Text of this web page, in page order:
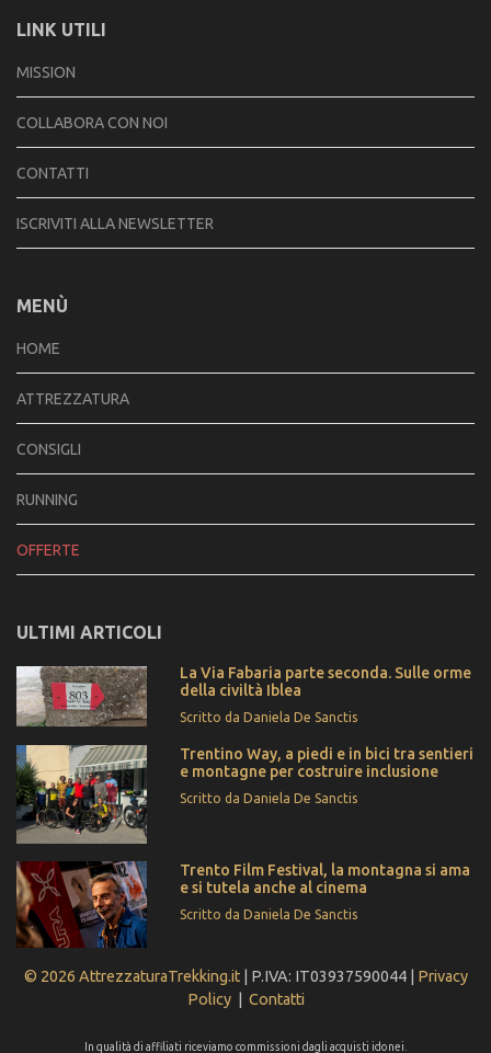
LINK UTILI
MISSION
COLLABORA CON NOI
CONTATTI
ISCRIVITI ALLA NEWSLETTER
MENÙ
HOME
ATTREZZATURA
CONSIGLI
RUNNING
OFFERTE
ULTIMI ARTICOLI
La Via Fabaria parte seconda. Sulle orme
della civiltà Iblea
Scritto da Daniela De Sanctis
Trentino Way, a piedi e in bici tra sentieri
e montagne per costruire inclusione
Scritto da Daniela De Sanctis
Trento Film Festival, la montagna si ama
e si tutela anche al cinema
Scritto da Daniela De Sanctis
© 2026 AttrezzaturaTrekking.it| P.IVA: IT03937590044 | Privacy
Policy| Contatti
In qualità di affiliati riceviamo commissioni dagli acquisti idonei.